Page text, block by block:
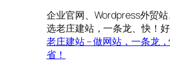
企业官网、Wordpress外贸
选老庄建站，一条龙、快！好
老庄建站 – 做网站，一条龙，
省！